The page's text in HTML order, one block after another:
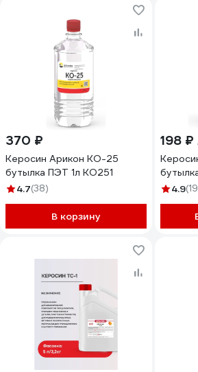
370 ₽
Керосин Арикон КО-25
бутылка ПЭТ 1л KO251
4.7(38)
В корзину
198 ₽
4.9